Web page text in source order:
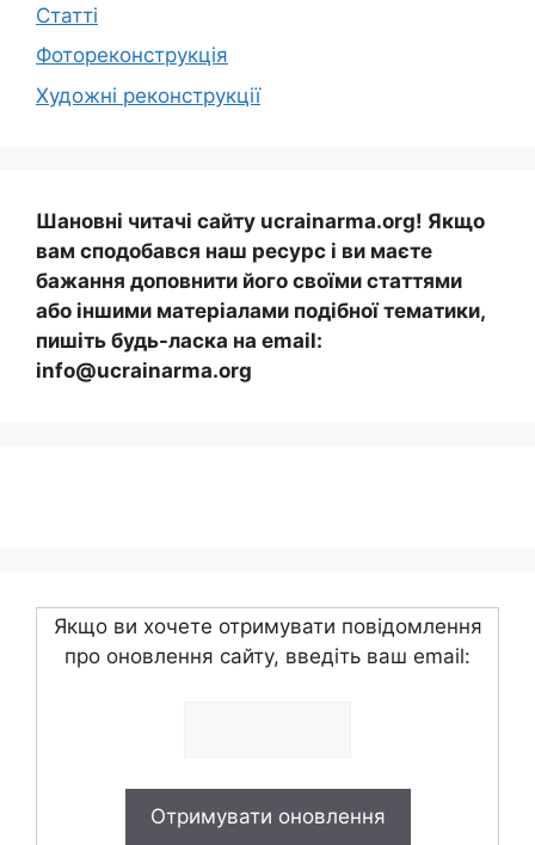
Статті
Фотореконструкція
Художні реконструкції
Шановні читачі сайту ucrainarma.org! Якщо
вам сподобався наш ресурс і ви маєте
бажання доповнити його своїми статтями
або іншими матеріалами подібної тематики,
пишіть будь-ласка на email:
info@ucrainarma.org
Якщо ви хочете отримувати повідомлення
про оновлення сайту, введіть ваш email: